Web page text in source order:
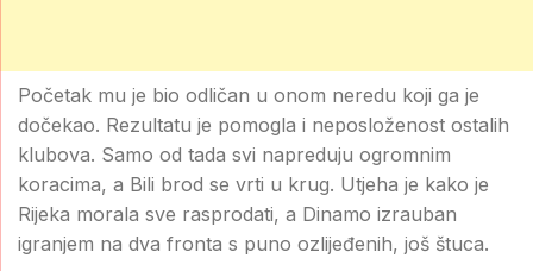
Početak mu je bio odličan u onom neredu koji ga je
dočekao. Rezultatu je pomogla i neposloženost ostalih
klubova. Samo od tada svi napreduju ogromnim
koracima, a Bili brod se vrti u krug. Utjeha je kako je
Rijeka morala sve rasprodati, a Dinamo izrauban
igranjem na dva fronta s puno ozlijeđenih, još štuca.